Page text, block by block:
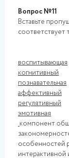
Вопрос №11
Вставьте
соответствует
воспитывающая
когнитивный
познавательная
аффективный
регулятивный
эмотивная
компонент
особенностей